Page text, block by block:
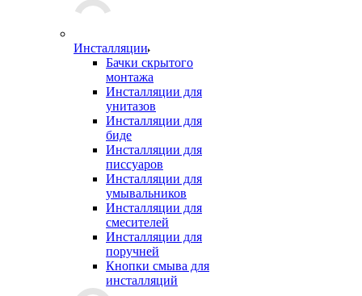
Инсталляции
Бачки скрытого
монтажа
Инсталляции для
унитазов
Инсталляции для
биде
Инсталляции для
писсуаров
Инсталляции для
умывальников
Инсталляции для
смесителей
Инсталляции для
поручней
Кнопки смыва для
инсталляций